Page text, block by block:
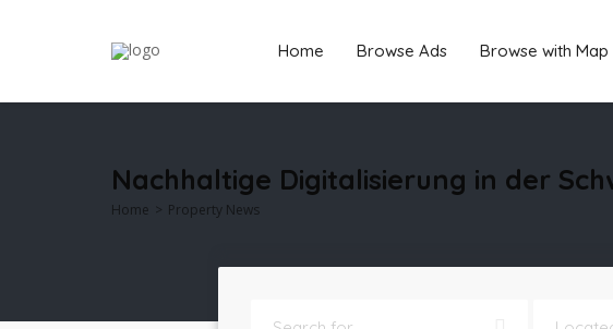
Home Browse Ads Browse with Map
Nachhaltige Digitalisierung in der
Home Property News